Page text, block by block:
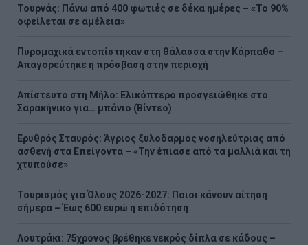
Τουρνάς: Πάνω από 400 φωτιές σε δέκα ημέρες – «Το 90%
οφείλεται σε αμέλεια»
Πυρομαχικά εντοπίστηκαν στη θάλασσα στην Κάρπαθο –
Απαγορεύτηκε η πρόσβαση στην περιοχή
Απίστευτο στη Μήλο: Ελικόπτερο προσγειώθηκε στο
Σαρακήνικο για… μπάνιο (Βίντεο)
Ερυθρός Σταυρός: Άγριος ξυλοδαρμός νοσηλεύτριας από
ασθενή στα Επείγοντα – «Την έπιασε από τα μαλλιά και τη
χτυπούσε»
Τουρισμός για Όλους 2026-2027: Ποιοι κάνουν αίτηση
σήμερα – Έως 600 ευρώ η επιδότηση
Λουτράκι: 75χρονος βρέθηκε νεκρός δίπλα σε κάδους –